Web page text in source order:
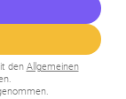
den Allgemeinen